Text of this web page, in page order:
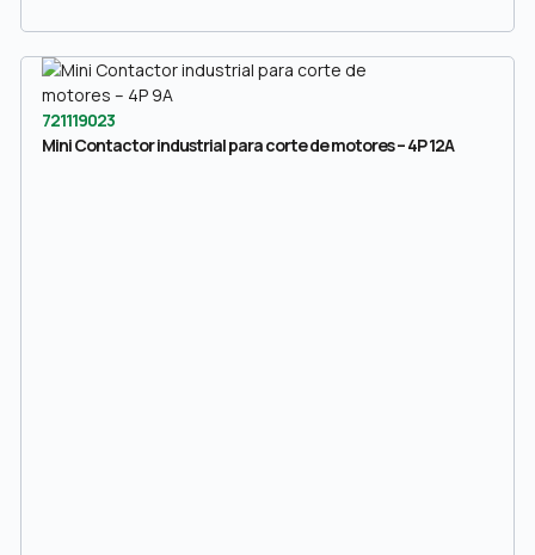
721119023
Mini Contactor industrial para corte de motores – 4P 12A